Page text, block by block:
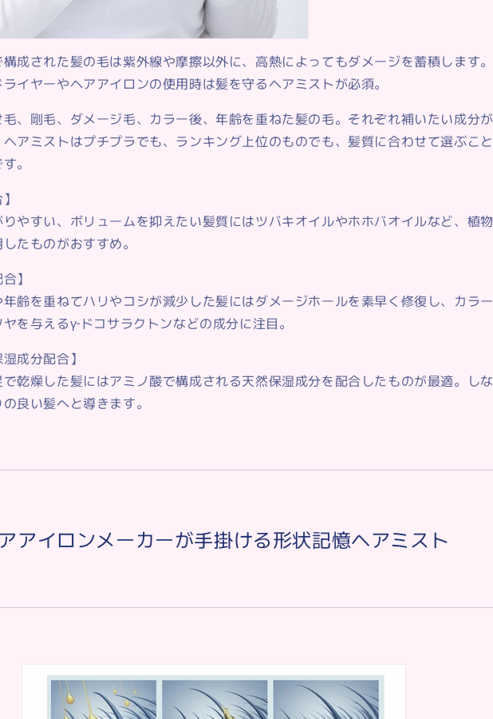
成された髪の毛は紫外線や摩擦以外に、高熱によってもダメージを蓄積します。
イヤーやヘアアイロンの使用時は髪を守るヘアミストが必須。
毛、剛毛、ダメージ毛、カラー後、年齢を重ねた髪の毛。それぞれ補いたい成分が
アミストはプチプラでも、ランキング上位のものでも、髪質に合わせて選ぶこと
。
やすい、ボリュームを抑えたい髪質にはツバキオイルやホホバオイルなど、植物
たものがおすすめ。
】
齢を重ねてハリやコシが減少した髪にはダメージホールを素早く修復し、カラー
を与えるγ‐ドコサラクトンなどの成分に注目。
成分配合】
乾燥した髪にはアミノ酸で構成される天然保湿成分を配合したものが最適。しな
良い髪へと導きます。
アイロンメーカーが手掛ける形状記憶ヘアミスト